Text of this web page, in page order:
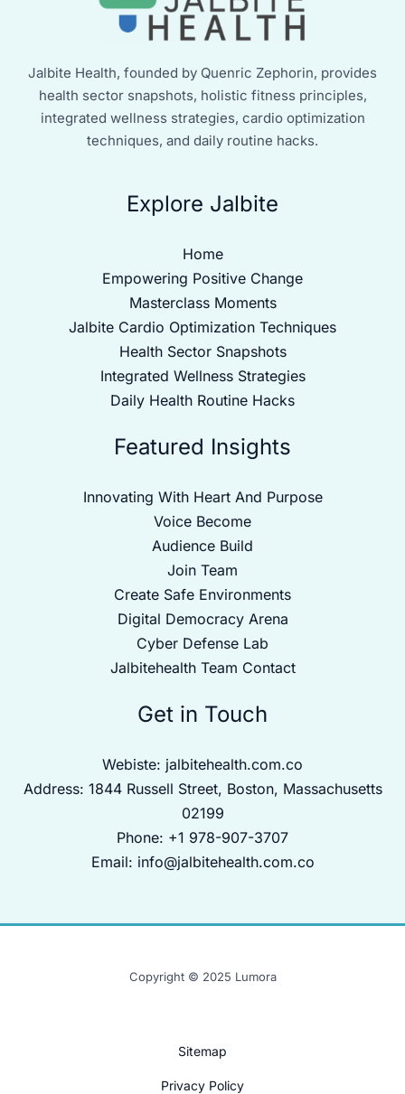
Jalbite Health, founded by Quenric Zephorin, provides
health sector snapshots, holistic fitness principles,
integrated wellness strategies, cardio optimization
techniques, and daily routine hacks.
Explore Jalbite
Home
Empowering Positive Change
Masterclass Moments
Jalbite Cardio Optimization Techniques
Health Sector Snapshots
Integrated Wellness Strategies
Daily Health Routine Hacks
Featured Insights
Innovating With Heart And Purpose
Voice Become
Audience Build
Join Team
Create Safe Environments
Digital Democracy Arena
Cyber Defense Lab
Jalbitehealth Team Contact
Get in Touch
Webiste: jalbitehealth.com.co
Address: 1844 Russell Street, Boston, Massachusetts
02199
Phone: +1 978-907-3707
Email: info@jalbitehealth.com.co
Copyright © 2025 Lumora
Sitemap
Privacy Policy